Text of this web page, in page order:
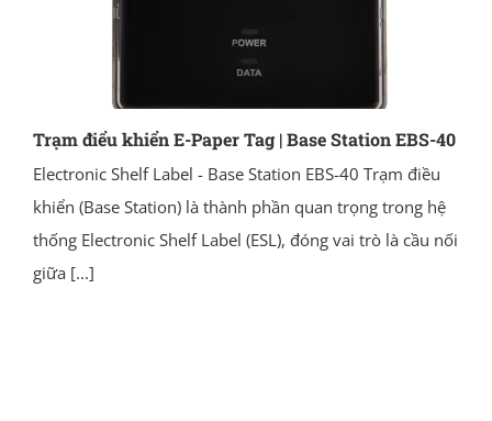
Trạm điểu khiển E-Paper Tag | Base Station EBS-40
Electronic Shelf Label - Base Station EBS-40 Trạm điều
khiển (Base Station) là thành phần quan trọng trong hệ
thống Electronic Shelf Label (ESL), đóng vai trò là cầu nối
giữa [...]